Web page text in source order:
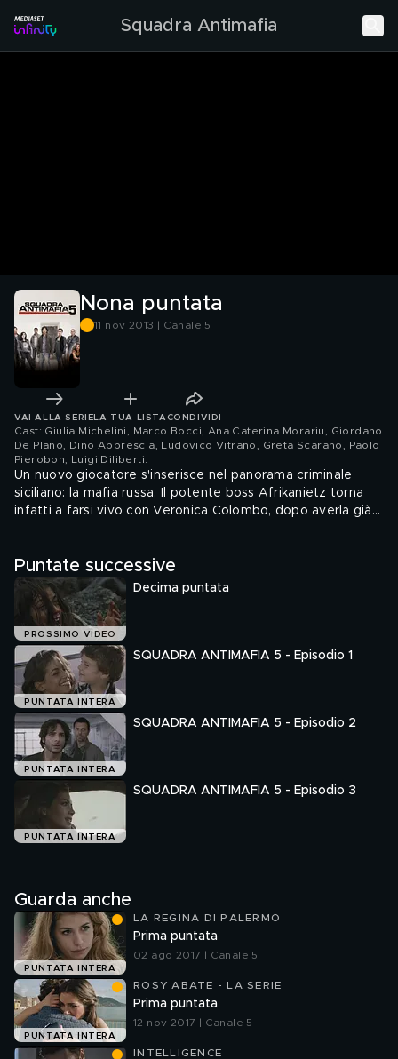
Squadra Antimafia
Nona puntata
11 nov 2013 | Canale 5
VAI ALLA SERIE LA TUA LISTA CONDIVIDI
Cast: Giulia Michelini, Marco Bocci, Ana Caterina Morariu, Giordano
De Plano, Dino Abbrescia, Ludovico Vitrano, Greta Scarano, Paolo
Pierobon, Luigi Diliberti
Un nuovo giocatore s'inserisce nel panorama criminale
siciliano: la mafia russa. Il potente boss Afrikanietz torna
infatti a farsi vivo con Veronica Colombo, dopo averla già
siciliano alla presenza del nuovo partner?
Puntate successive
PROSSIMO VIDEO
Decima puntata
PUNTATA INTERA
SQUADRA ANTIMAFIA 5 - Episodio 1
PUNTATA INTERA
SQUADRA ANTIMAFIA 5 - Episodio 2
PUNTATA INTERA
SQUADRA ANTIMAFIA 5 - Episodio 3
Guarda anche
PUNTATA INTERA
LA REGINA DI PALERMO
Prima puntata
02 ago 2017 | Canale 5
PUNTATA INTERA
ROSY ABATE - LA SERIE
Prima puntata
12 nov 2017 | Canale 5
INTELLIGENCE